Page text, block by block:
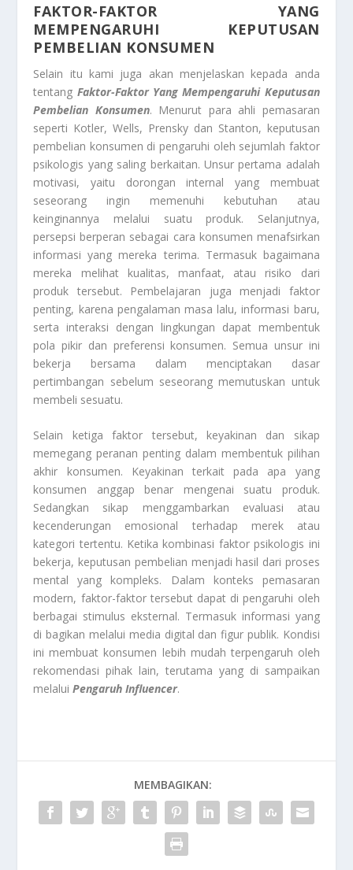
FAKTOR-FAKTOR YANG
MEMPENGARUHI KEPUTUSAN
PEMBELIAN KONSUMEN
Selain itu kami juga akan menjelaskan kepada anda
tentang Faktor-Faktor Yang Mempengaruhi Keputusan
Pembelian Konsumen. Menurut para ahli pemasaran
seperti Kotler, Wells, Prensky dan Stanton, keputusan
pembelian konsumen di pengaruhi oleh sejumlah faktor
psikologis yang saling berkaitan. Unsur pertama adalah
motivasi, yaitu dorongan internal yang membuat
seseorang ingin memenuhi kebutuhan atau
keinginannya melalui suatu produk. Selanjutnya,
persepsi berperan sebagai cara konsumen menafsirkan
informasi yang mereka terima. Termasuk bagaimana
mereka melihat kualitas, manfaat, atau risiko dari
produk tersebut. Pembelajaran juga menjadi faktor
penting, karena pengalaman masa lalu, informasi baru,
serta interaksi dengan lingkungan dapat membentuk
pola pikir dan preferensi konsumen. Semua unsur ini
bekerja bersama dalam menciptakan dasar
pertimbangan sebelum seseorang memutuskan untuk
membeli sesuatu.
Selain ketiga faktor tersebut, keyakinan dan sikap
memegang peranan penting dalam membentuk pilihan
akhir konsumen. Keyakinan terkait pada apa yang
konsumen anggap benar mengenai suatu produk.
Sedangkan sikap menggambarkan evaluasi atau
kecenderungan emosional terhadap merek atau
kategori tertentu. Ketika kombinasi faktor psikologis ini
bekerja, keputusan pembelian menjadi hasil dari proses
mental yang kompleks. Dalam konteks pemasaran
modern, faktor-faktor tersebut dapat di pengaruhi oleh
berbagai stimulus eksternal. Termasuk informasi yang
di bagikan melalui media digital dan figur publik. Kondisi
ini membuat konsumen lebih mudah terpengaruh oleh
rekomendasi pihak lain, terutama yang di sampaikan
melaluiPengaruh Influencer.
MEMBAGIKAN: